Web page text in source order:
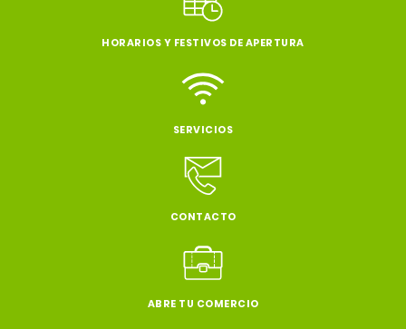
HORARIOS Y FESTIVOS DE APERTURA
SERVICIOS
CONTACTO
ABRE TU COMERCIO